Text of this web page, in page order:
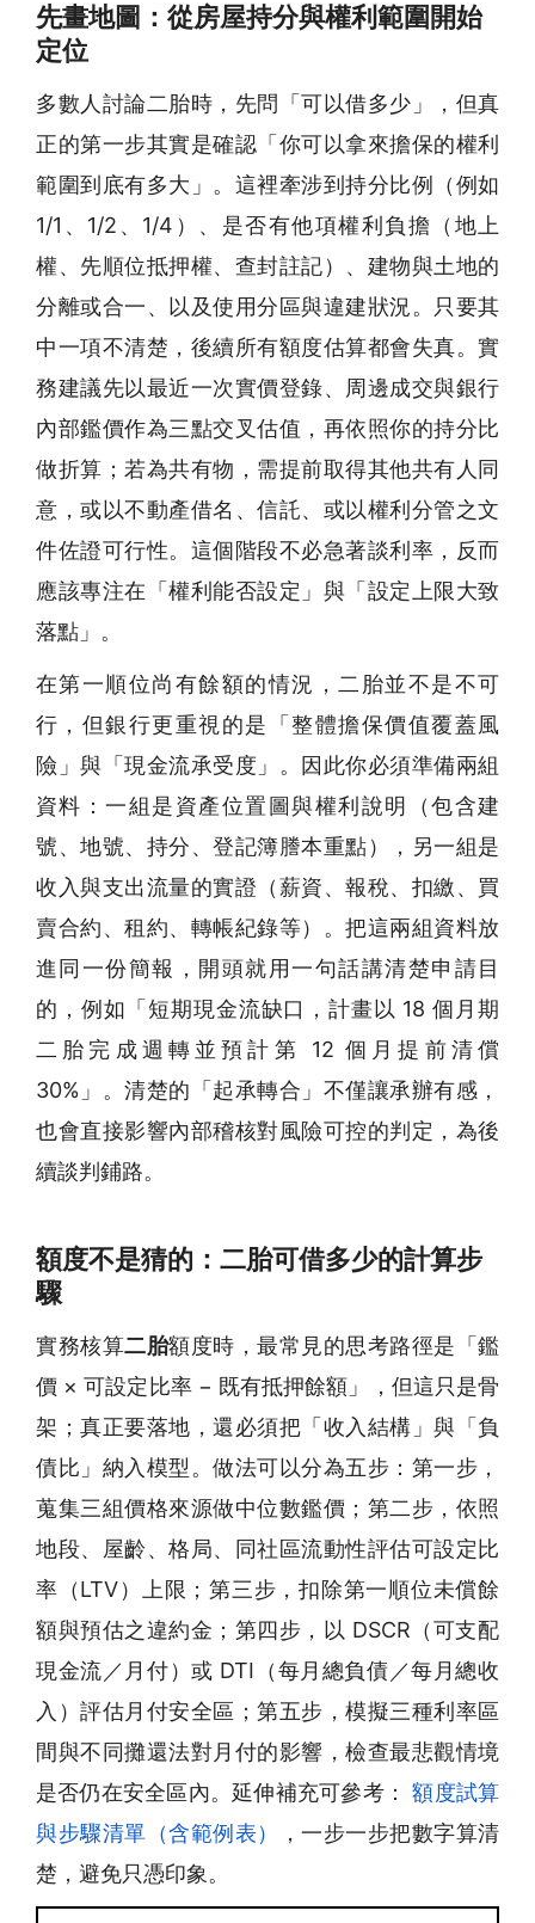
先畫地圖：從房屋持分與權利範圍開始
定位
多數人討論二胎時，先問「可以借多少」，但真
正的第一步其實是確認「你可以拿來擔保的權利
範圍到底有多大」。這裡牽涉到持分比例（例如
1/1、1/2、1/4）、是否有他項權利負擔（地上
權、先順位抵押權、查封註記）、建物與土地的
分離或合一、以及使用分區與違建狀況。只要其
中一項不清楚，後續所有額度估算都會失真。實
務建議先以最近一次實價登錄、周邊成交與銀行
內部鑑價作為三點交叉估值，再依照你的持分比
做折算；若為共有物，需提前取得其他共有人同
意，或以不動產借名、信託、或以權利分管之文
件佐證可行性。這個階段不必急著談利率，反而
應該專注在「權利能否設定」與「設定上限大致
落點」。
在第一順位尚有餘額的情況，二胎並不是不可
行，但銀行更重視的是「整體擔保價值覆蓋風
險」與「現金流承受度」。因此你必須準備兩組
資料：一組是資產位置圖與權利說明（包含建
號、地號、持分、登記簿謄本重點），另一組是
收入與支出流量的實證（薪資、報稅、扣繳、買
賣合約、租約、轉帳紀錄等）。把這兩組資料放
進同一份簡報，開頭就用一句話講清楚申請目
的，例如「短期現金流缺口，計畫以 18 個月期
二胎完成週轉並預計第 12 個月提前清償
30%」。清楚的「起承轉合」不僅讓承辦有感，
也會直接影響內部稽核對風險可控的判定，為後
續談判鋪路。
額度不是猜的：二胎可借多少的計算步
驟
實務核算二胎額度時，最常見的思考路徑是「鑑
價 × 可設定比率 − 既有抵押餘額」，但這只是骨
架；真正要落地，還必須把「收入結構」與「負
債比」納入模型。做法可以分為五步：第一步，
蒐集三組價格來源做中位數鑑價；第二步，依照
地段、屋齡、格局、同社區流動性評估可設定比
率（LTV）上限；第三步，扣除第一順位未償餘
額與預估之違約金；第四步，以 DSCR（可支配
現金流／月付）或 DTI（每月總負債／每月總收
入）評估月付安全區；第五步，模擬三種利率區
間與不同攤還法對月付的影響，檢查最悲觀情境
是否仍在安全區內。延伸補充可參考：
額度試算
與步驟清單（含範例表）
，一步一步把數字算清
楚，避免只憑印象。